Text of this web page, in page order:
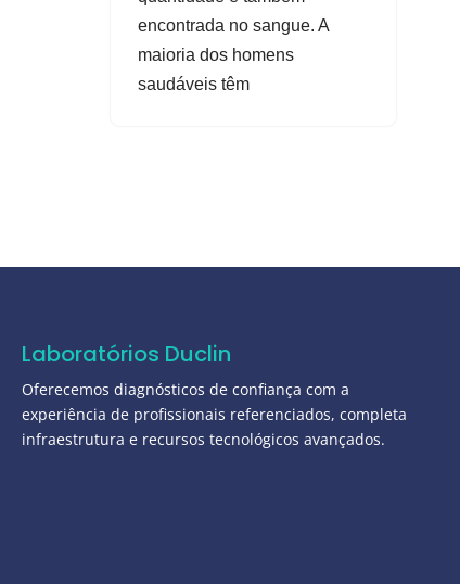
encontrada no sangue. A
maioria dos homens
saudáveis ​​têm
Laboratórios Duclin
Oferecemos diagnósticos de confiança com a
experiência de profissionais referenciados, completa
infraestrutura e recursos tecnológicos avançados.